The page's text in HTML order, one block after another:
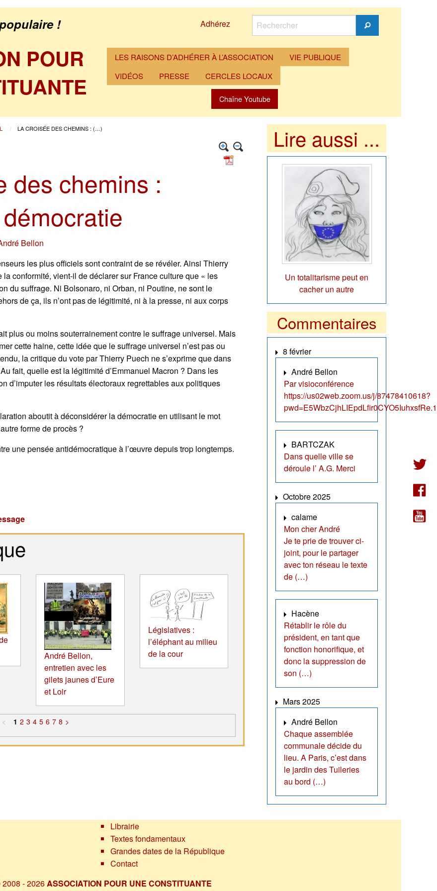
! Adhérez
Rechercher
Rechercher
POUR
LES RAISONS D’ADHÉRER À L’ASSOCIATION
VIE PUBLIQUE
VIDÉOS
PRESSE CERCLES LOCAUX
Chaîne Youtube
LA CROISÉE DES CHEMINS : (…)
des chemins :
Bellon
les plus officiels sont contraint de se révéler. Ainsi Thierry
conformité, vient-il de déclarer sur France culture que « les
du suffrage. Ni Bolsonaro, ni Orban, ni Poutine, ne sont le
de ça, ils n’ont pas de légitimité, ni à la presse, ni aux corps
plus ou moins souterrainement contre le suffrage universel. Mais
cette haine, cette idée que le suffrage universel n’est pas ou
la critique du vote par Thierry Puech ne s’exprime que dans
fait, quelle est la légitimité d’Emmanuel Macron ? Dans les
d’imputer les résultats électoraux regrettables aux politiques
aboutit à déconsidérer la démocratie en utilisant le mot
forme de procès ?
une pensée antidémocratique à l’œuvre depuis trop longtemps.
André Bellon,
entretien avec les
gilets jaunes d’Eure
et Loir
Législatives :
l’éléphant au milieu
de la cour
< 1 2 3 4 5 6 7 8 >
Lire aussi ...
Un totalitarisme peut en
cacher un autre
Commentaires
8 février
André Bellon
Par visioconférence
https://us02web.zoom.us/j/87478410618?
BARTCZAK
Dans quelle ville se
déroule l’ A.G. Merci
Octobre 2025
calame
Mon cher André
Je te prie de trouver ci-
joint, pour le partager
avec ton réseau le texte
de (…)
Hacène
Rétablir le rôle du
président, en tant que
fonction honorifique, et
donc la suppression de
son (…)
Mars 2025
André Bellon
Chaque assemblée
communale décide du
lieu. A Paris, c’est dans
le jardin des Tuileries
au bord (…)
Librairie
Textes fondamentaux
Grandes dates de la République
Contact
- 2026ASSOCIATION POUR UNE CONSTITUANTE